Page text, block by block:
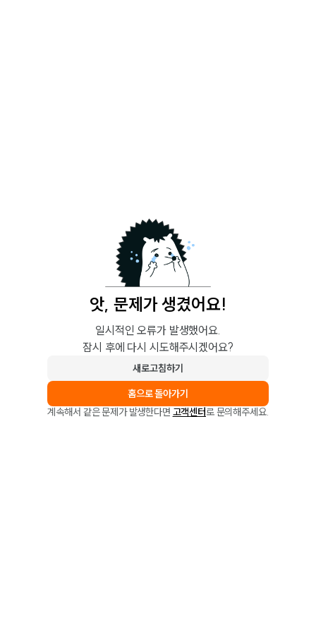
앗, 문제가 생겼어요!
일시적인 오류가 발생했어요.
잠시 후에 다시 시도해주시겠어요?
새로고침하기
홈으로 돌아가기
계속해서 같은 문제가 발생한다면 고객센터로 문의해주세요.